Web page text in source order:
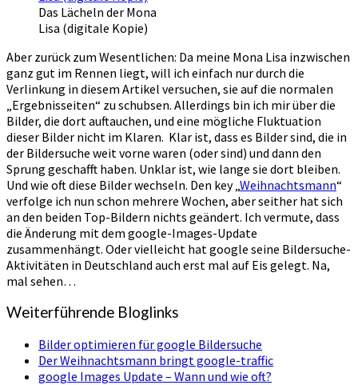
Das Lächeln der Mona
Lisa (digitale Kopie)
Aber zurück zum Wesentlichen: Da meine Mona Lisa inzwischen
ganz gut im Rennen liegt, will ich einfach nur durch die
Verlinkung in diesem Artikel versuchen, sie auf die normalen
„Ergebnisseiten“ zu schubsen. Allerdings bin ich mir über die
Bilder, die dort auftauchen, und eine mögliche Fluktuation
dieser Bilder nicht im Klaren. Klar ist, dass es Bilder sind, die in
der Bildersuche weit vorne waren (oder sind) und dann den
Sprung geschafft haben. Unklar ist, wie lange sie dort bleiben.
Und wie oft diese Bilder wechseln. Den key „ Weihnachtsmann“
verfolge ich nun schon mehrere Wochen, aber seither hat sich
an den beiden Top-Bildern nichts geändert. Ich vermute, dass
die Änderung mit dem google-Images-Update
zusammenhängt. Oder vielleicht hat google seine Bildersuche-
Aktivitäten in Deutschland auch erst mal auf Eis gelegt. Na,
mal sehen…
Weiterführende Bloglinks
Bilder optimieren für google Bildersuche
Der Weihnachtsmann bringt google-traffic
google Images Update – Wann und wie oft?